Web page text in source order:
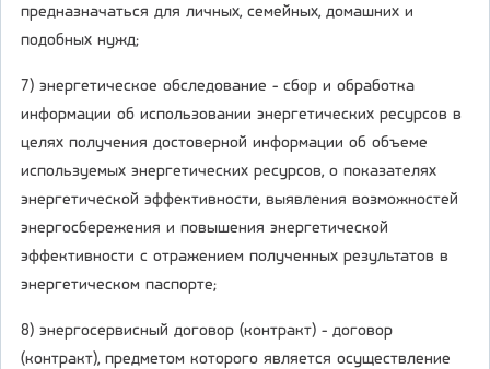
предназначаться для личных, семейных, домашних и
подобных нужд;
7) энергетическое обследование - сбор и обработка
информации об использовании энергетических ресурсов в
целях получения достоверной информации об объеме
используемых энергетических ресурсов, о показателях
энергетической эффективности, выявления возможностей
энергосбережения и повышения энергетической
эффективности с отражением полученных результатов в
энергетическом паспорте;
8) энергосервисный договор (контракт) - договор
(контракт), предметом которого является осуществление